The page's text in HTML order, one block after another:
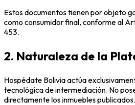
Estos documentos tienen por objeto
como consumidor final, conforme al
453.
2. Naturaleza de la
Hospédate Bolivia actúa
tecnológica de intermediación. No
directamente los inmuebles publicados.